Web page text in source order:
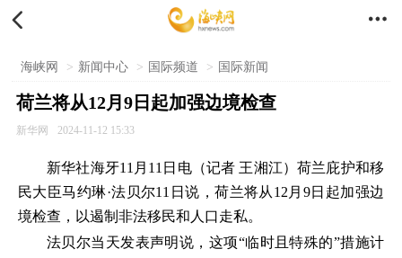
 
海峡网 > 新闻中心 > 国际频道 > 国际新闻
荷兰将从12月9日起加强边境检查
新华网 2024-11-12 15:33
新华社海牙11月11日电（记者 王湘江）荷兰庇护和移
民大臣马约琳·法贝尔11日说，荷兰将从12月9日起加强边
境检查，以遏制非法移民和人口走私。
法贝尔当天发表声明说，这项“临时且特殊的”措施计